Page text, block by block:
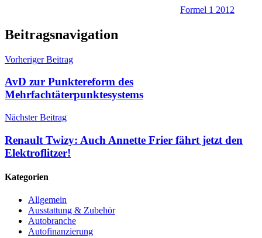
Formel 1 2012
Beitragsnavigation
Vorheriger Beitrag
AvD zur Punktereform des
Mehrfachtäterpunktesystems
Nächster Beitrag
Renault Twizy: Auch Annette Frier fährt jetzt den
Elektroflitzer!
Kategorien
Allgemein
Ausstattung & Zubehör
Autobranche
Autofinanzierung